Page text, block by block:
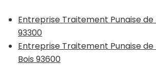
Entreprise Traitement Punaise de
93300
Entreprise Traitement Punaise
Bois 93600